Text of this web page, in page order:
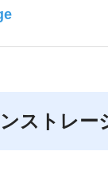
ストレー